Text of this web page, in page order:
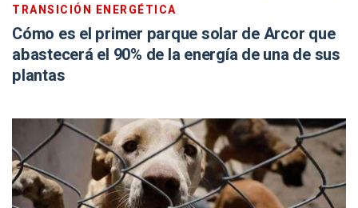
TRANSICIÓN ENERGÉTICA
Cómo es el primer parque solar de Arcor que
abastecerá el 90% de la energía de una de sus
plantas